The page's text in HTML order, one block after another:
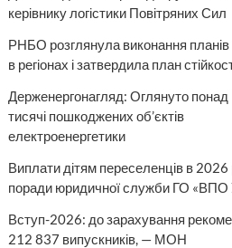
керівнику логістики Повітряних Сил
РНБО розглянула виконання планів
в регіонах і затвердила план
Держенергонагляд: Оглянуто понад
тисячі пошкоджених об’єктів
електроенергетики
Виплати дітям переселенців в 2026
поради юридичної служби ГО «ВПО
Вступ-2026: до зарахування
212 837 випускників, — МОН